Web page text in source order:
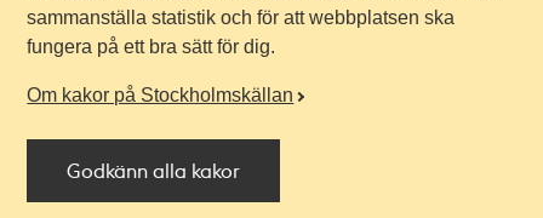
sammanställa statistik och för att webbplatsen ska
fungera på ett bra sätt för dig.
Om kakor på Stockholmskällan
Godkänn alla kakor